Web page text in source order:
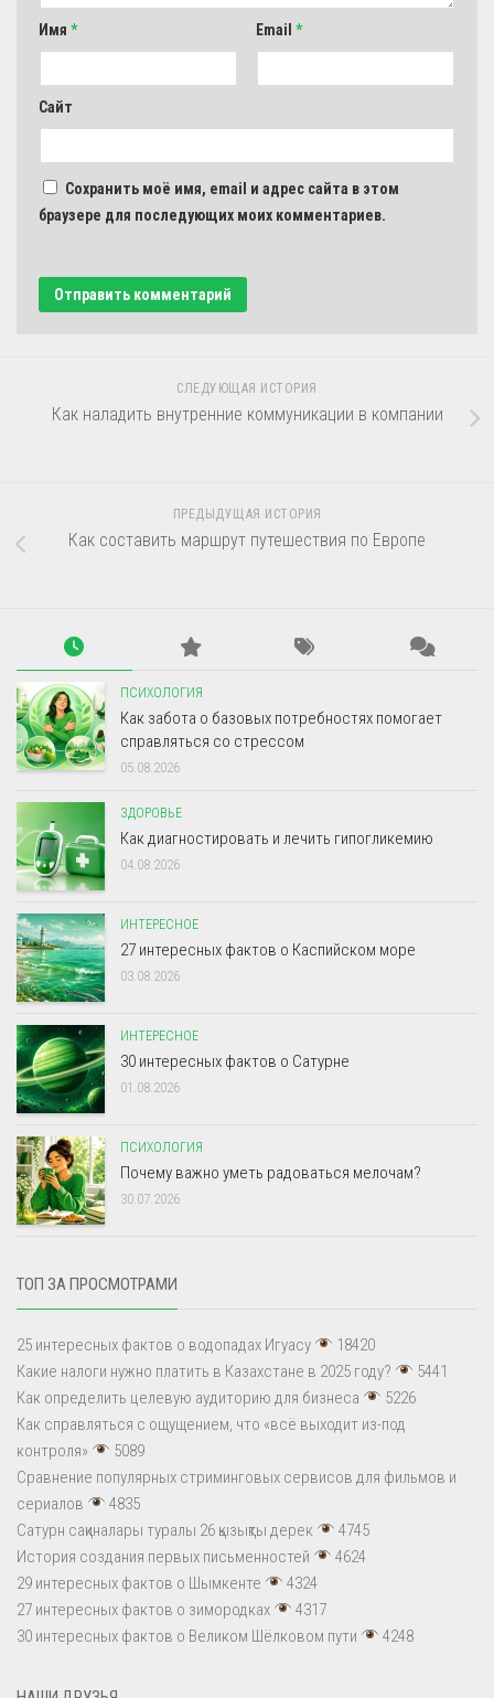
Имя * Email *
Сайт
Сохранить моё имя, email и адрес сайта в этом
браузере для последующих моих комментариев.
СЛЕДУЮЩАЯ ИСТОРИЯ
Как наладить внутренние коммуникации в компании
ПРЕДЫДУЩАЯ ИСТОРИЯ
Как составить маршрут путешествия по Европе
ПСИХОЛОГИЯ
Как забота о базовых потребностях помогает
справляться со стрессом
05.08.2026
ЗДОРОВЬЕ
Как диагностировать и лечить гипогликемию
04.08.2026
ИНТЕРЕСНОЕ
27 интересных фактов о Каспийском море
03.08.2026
ИНТЕРЕСНОЕ
30 интересных фактов о Сатурне
01.08.2026
ПСИХОЛОГИЯ
Почему важно уметь радоваться мелочам?
30.07.2026
ТОП ЗА ПРОСМОТРАМИ
25 интересных фактов о водопадах Игуасу
18420
Какие налоги нужно платить в Казахстане в 2025 году?
5441
Как определить целевую аудиторию для бизнеса
5226
Как справляться с ощущением, что «всё выходит из-под
контроля»
5089
Сравнение популярных стриминговых сервисов для фильмов и
сериалов
4835
Сатурн сақиналары туралы 26 қызықты дерек
4745
История создания первых письменностей
4624
29 интересных фактов о Шымкенте
4324
27 интересных фактов о зимородках
4317
30 интересных фактов о Великом Шёлковом пути
4248